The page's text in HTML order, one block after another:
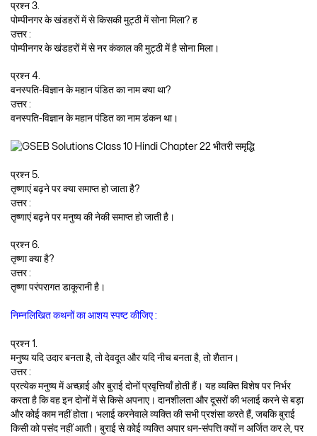
प्रश्न 3.
पोम्पीनगर के खंडहरों में से किसकी मुट्ठी में सोना मिला? ह
उत्तर :
पोम्पीनगर के खंडहरों में से नर कंकाल की मुट्ठी में है सोना मिला।
प्रश्न 4.
वनस्पति-विज्ञान के महान पंडित का नाम क्या था?
उत्तर :
वनस्पति-विज्ञान के महान पंडित का नाम डंकन था।
प्रश्न 5.
तृष्णाएं बढ़ने पर क्या समाप्त हो जाता है?
उत्तर :
तृष्णाएं बढ़ने पर मनुष्य की नेकी समाप्त हो जाती है।
प्रश्न 6.
तृष्णा क्या है?
उत्तर :
तृष्णा परंपरागत डाकूरानी है।
निम्नलिखित कथनों का आशय स्पष्ट कीजिए :
प्रश्न 1.
मनुष्य यदि उदार बनता है, तो देवदूत और यदि नीच बनता है, तो शैतान।
उत्तर :
प्रत्येक मनुष्य में अच्छाई और बुराई दोनों प्रवृत्तियाँ होती हैं। यह व्यक्ति विशेष पर निर्भर
करता है कि वह इन दोनों में से किसे अपनाए। दानशीलता और दूसरों की भलाई करने से बड़ा
और कोई काम नहीं होता। भलाई करनेवाले व्यक्ति की सभी प्रशंसा करते हैं, जबकि बुराई
किसी को पसंद नहीं आती। बुराई से कोई व्यक्ति अपार धन-संपत्ति क्यों न अर्जित कर ले, पर